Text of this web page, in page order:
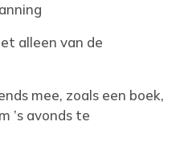
alleen van de
mee, zoals een boek,
’s avonds te